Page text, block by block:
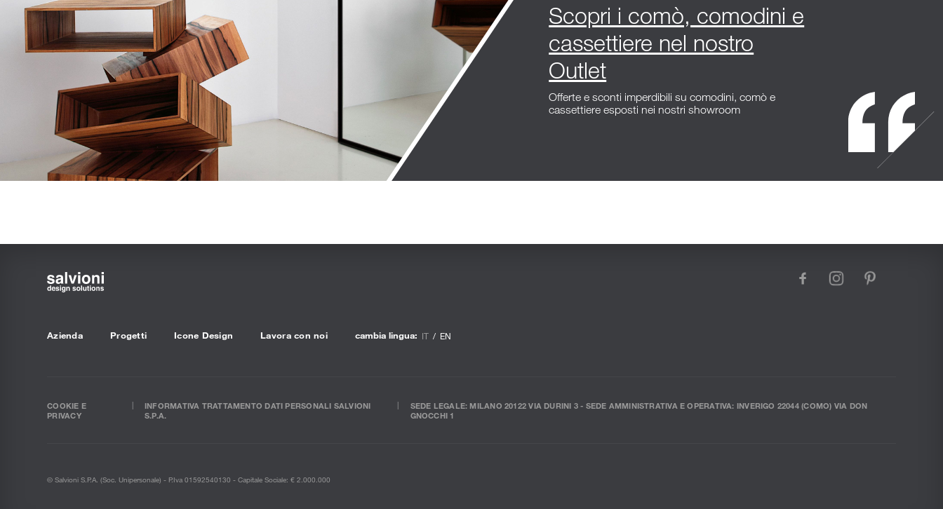
Scopri i comò, comodini e
cassettiere nel nostro
Outlet
Offerte e sconti imperdibili su comodini, comò e
cassettiere esposti nei nostri showroom
Azienda Progetti Icone Design Lavora con noi cambia lingua: IT EN
COOKIE E
PRIVACY
INFORMATIVA TRATTAMENTO DATI PERSONALI SALVIONI
S.P.A.
SEDE LEGALE: MILANO 20122 VIA DURINI 3 - SEDE AMMINISTRATIVA E OPERATIVA: INVERIGO 22044 (COMO) VIA DON
GNOCCHI 1
facebook
instagram
pinterest
© Salvioni S.P.A. (soc. Unipersonale) - P.Iva 01592540130 - Capitale Sociale: € 2.000.000